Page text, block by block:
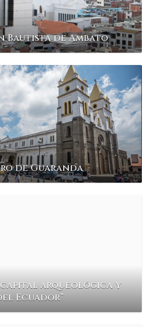
Bautista de Ambato
de Guaranda
capital arqueológica y
Ecuador”